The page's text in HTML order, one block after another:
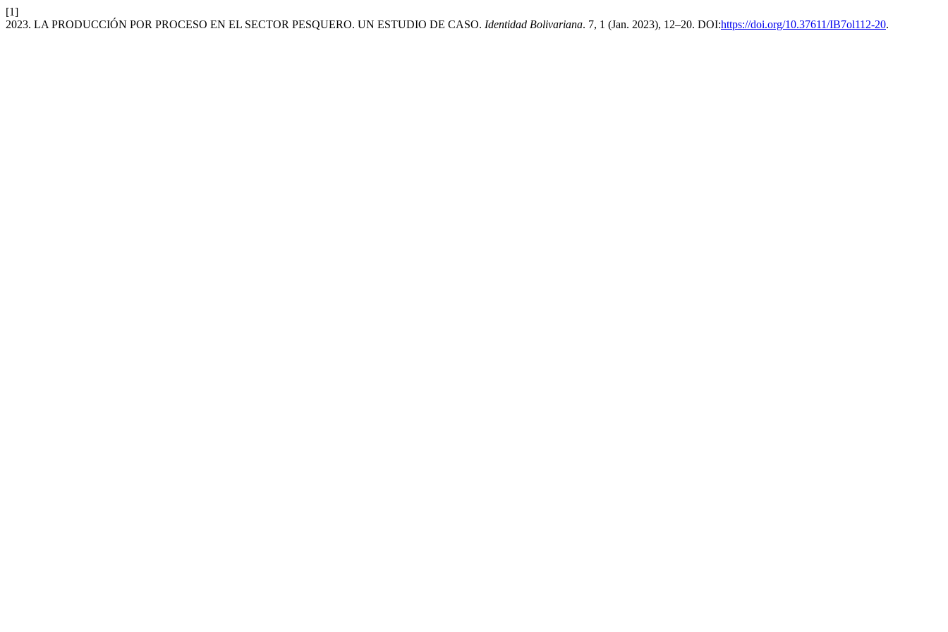
[1]
2023. LA PRODUCCIÓN POR PROCESO EN EL SECTOR PESQUERO. UN ESTUDIO DE CASO. Identidad Bolivariana. 7, 1 (Jan. 2023), 12–20. DOI:https://doi.org/10.37611/IB7ol112-20.